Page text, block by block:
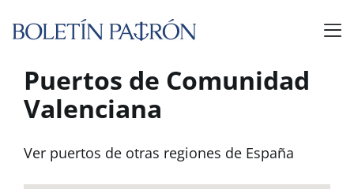
Puertos de Comunidad
Valenciana
Ver puertos de otras regiones de España